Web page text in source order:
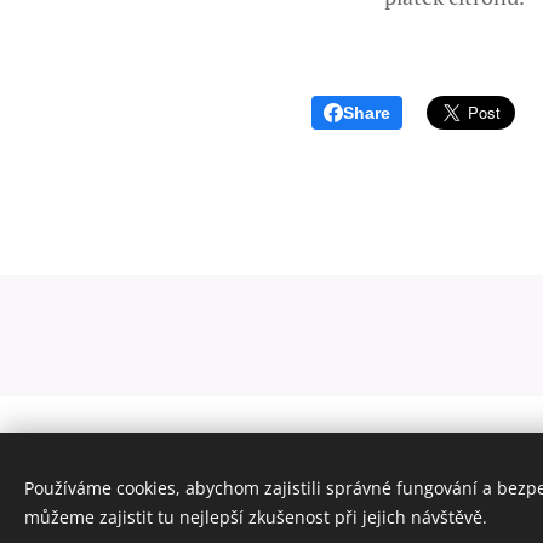
Share
Používáme cookies, abychom zajistili správné fungování a
můžeme zajistit tu nejlepší zkušenost při jejich návštěvě.